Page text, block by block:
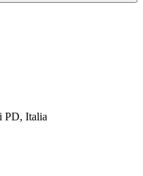
PD, Italia